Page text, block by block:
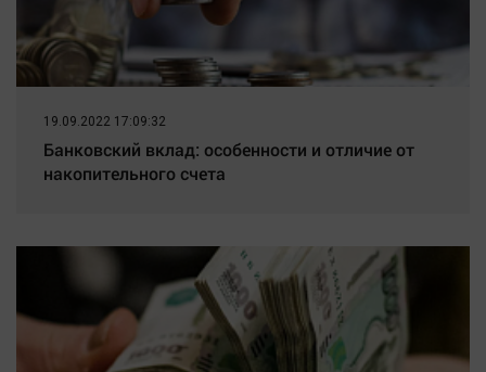
19.09.2022 17:09:32
Банковский вклад: особенности и отличие от
накопительного счета